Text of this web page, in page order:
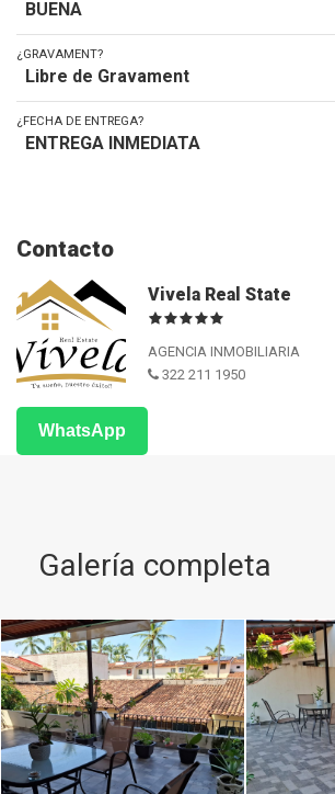
BUENA
¿GRAVAMENT?
Libre de Gravament
¿FECHA DE ENTREGA?
ENTREGA INMEDIATA
Contacto
Vivela Real State
AGENCIA INMOBILIARIA
322 211 1950
WhatsApp
Galería completa
Image caption Image